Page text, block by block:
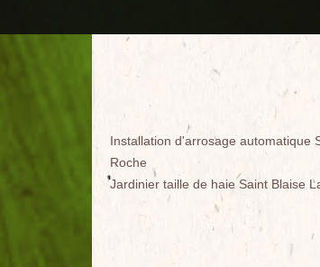
Installation d'arrosage automatique
Roche
Jardinier taille de haie Saint Blaise